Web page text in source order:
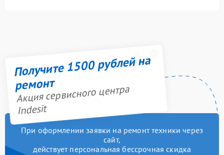
Получите 1500 рублей на
ремонт
Акция сервисного центра
Indesit
При оформлении заявки на ремонт техники через
сайт,
действует персональная бессрочная скидка